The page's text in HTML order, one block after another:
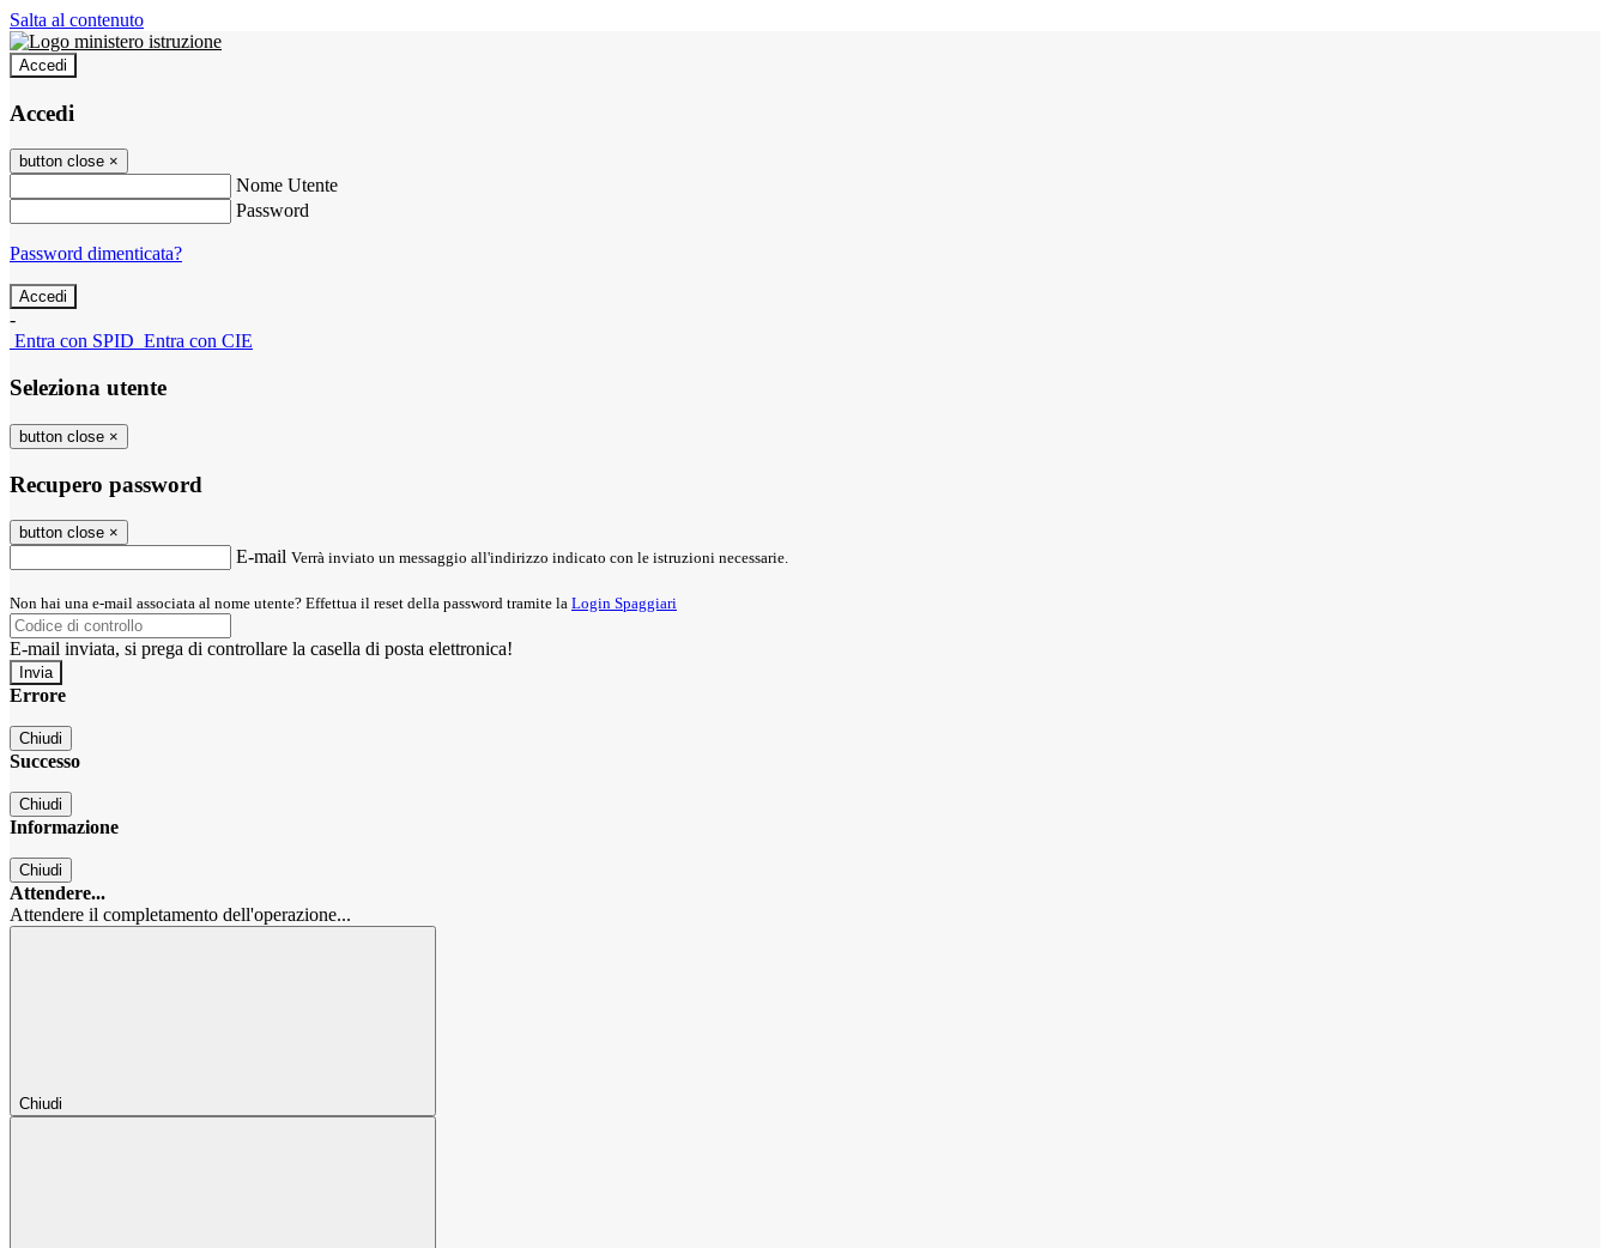
Salta al contenuto
Accedi
Accedi
button close ×
Nome Utente
Password
Password dimenticata?
-
Entra con SPID Entra con CIE
Seleziona utente
button close ×
Recupero password
button close ×
E-mail Verrà inviato un messaggio all'indirizzo indicato con le istruzioni necessarie.
Non hai una e-mail associata al nome utente? Effettua il reset della password tramite la Login Spaggiari
E-mail inviata, si prega di controllare la casella di posta elettronica!
Errore
Chiudi
Successo
Chiudi
Informazione
Chiudi
Attendere...
Attendere il completamento dell'operazione...
Chiudi